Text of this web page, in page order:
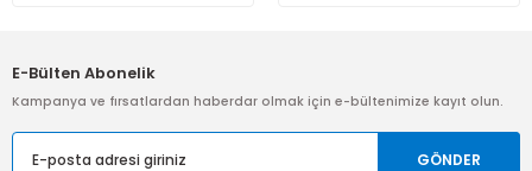
E-Bülten Abonelik
Kampanya ve fırsatlardan haberdar olmak için e-bültenimize kayıt olun.
GÖNDER